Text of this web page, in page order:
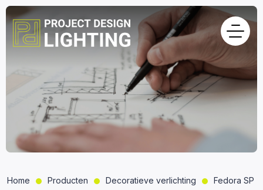
Home Producten Decoratieve verlichting Fedora SP